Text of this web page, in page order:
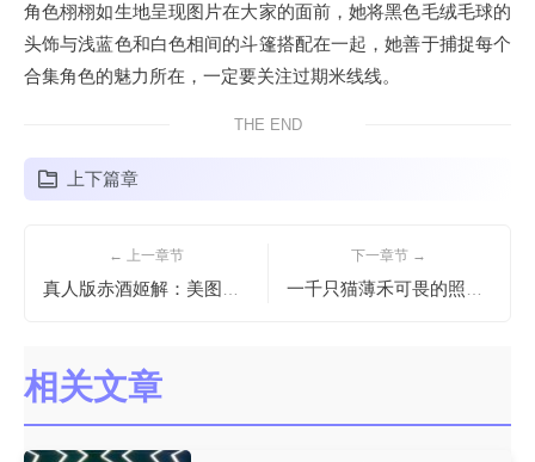
角色栩栩如生地呈现图片在大家的面前，她将黑色毛绒毛球的
头饰与浅蓝色和白色相间的斗篷搭配在一起，她善于捕捉每个
合集角色的魅力所在，一定要关注过期米线线。
THE END
上下篇章
← 上一章节 下一章节 →
相关文章